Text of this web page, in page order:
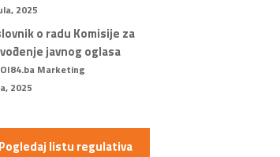
2025
o radu Komisije za
javnog oglasa
Marketing
2025
Pogledaj listu regulativa